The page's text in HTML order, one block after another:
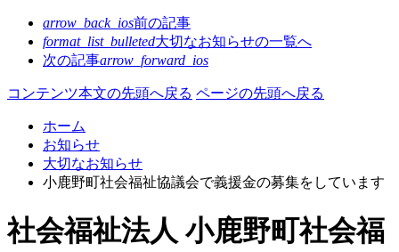
arrow_back_ios前の記事
format_list_bulleted大切なお知らせの一覧へ
次の記事arrow_forward_ios
コンテンツ本文の先頭へ戻る ページの先頭へ戻る
ホーム
お知らせ
大切なお知らせ
小鹿野町社会福祉協議会で義援金の募集をしています
社会福祉法人 小鹿野町社会福